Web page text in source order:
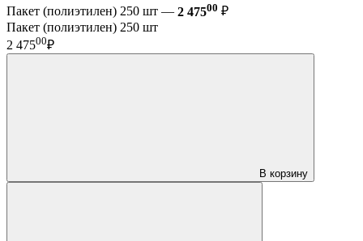
Пакет (полиэтилен) 250 шт — 2 47500 ₽
Пакет (полиэтилен) 250 шт
2 47500₽
В корзину